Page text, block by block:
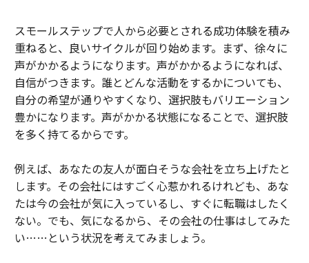
スモールステップで人から必要とされる成功体験を積み
重ねると、良いサイクルが回り始めます。まず、徐々に
声がかかるようになります。声がかかるようになれば、
自信がつきます。誰とどんな活動をするかについても、
自分の希望が通りやすくなり、選択肢もバリエーション
豊かになります。声がかかる状態になることで、選択肢
を多く持てるからです。
例えば、あなたの友人が面白そうな会社を立ち上げたと
します。その会社にはすごく心惹かれるけれども、あな
たは今の会社が気に入っているし、すぐに転職はしたく
ない。でも、気になるから、その会社の仕事はしてみた
い……という状況を考えてみましょう。